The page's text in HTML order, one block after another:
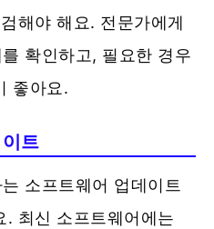
해야 해요. 전문가에게
확인하고, 필요한 경우
좋아요.
트
소프트웨어 업데이트
. 최신 소프트웨어에는